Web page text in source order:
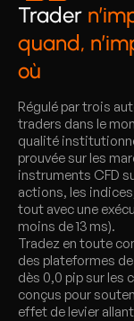
Trader
quand,
où
Régulé par trois
traders dans le
qualité
prouvée sur les
instruments CFD
actions, les
tout avec une
moins de 13 ms).
Tradez en toute
des plateformes
dès 0,0 pip sur les
conçus pour
effet de levier